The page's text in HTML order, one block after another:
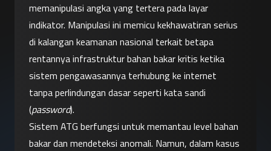
memanipulasi angka yang tertera pada layar
indikator. Manipulasi ini memicu kekhawatiran serius
di kalangan keamanan nasional terkait betapa
rentannya infrastruktur bahan bakar kritis ketika
sistem pengawasannya terhubung ke internet
tanpa perlindungan dasar seperti kata sandi
(password).
Sistem ATG berfungsi untuk memantau level bahan
bakar dan mendeteksi anomali. Namun, dalam kasus